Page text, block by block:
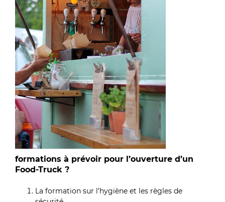
formations à prévoir pour l’ouverture d’un
Food-Truck ?
La formation sur l’hygiène et les règles de